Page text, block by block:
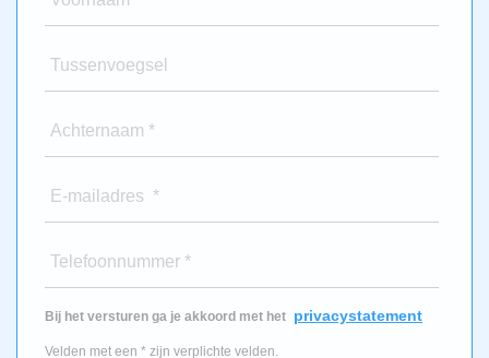
Tussenvoegsel
Achternaam *
E-mailadres *
Telefoonnummer *
Bij het versturen ga je akkoord met het privacystatement
Velden met een * zijn verplichte velden.